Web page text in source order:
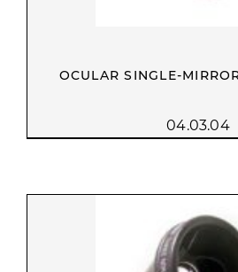
OCULAR SINGLE-
04.03.04